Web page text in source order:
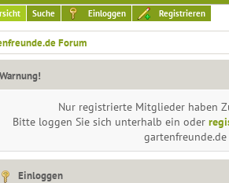
Suche Einloggen Registrieren
Forum
Warnung!
Nur registrierte Mitglieder haben
Bitte loggen Sie sich unterhalb ein oder
Einloggen